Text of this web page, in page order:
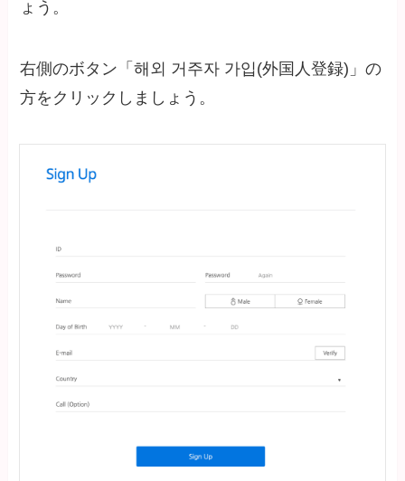
ょう。
右側のボタン「해외 거주자 가입(外国人登録)」の
方をクリックしましょう。